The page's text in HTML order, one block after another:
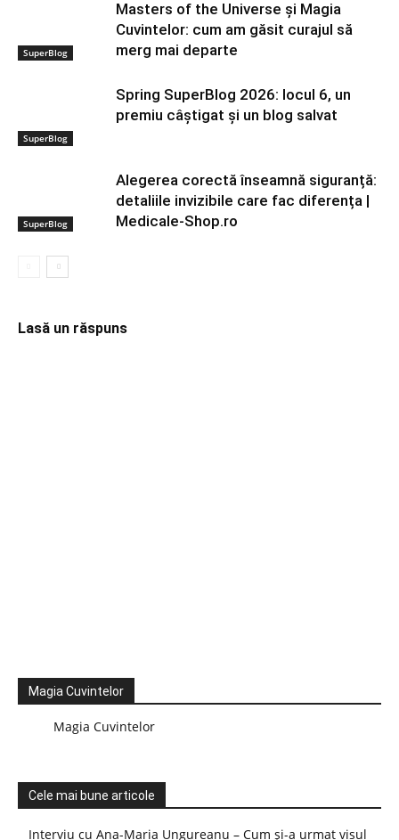
SuperBlog
Masters of the Universe și Magia
Cuvintelor: cum am găsit curajul să
merg mai departe
SuperBlog
Spring SuperBlog 2026: locul 6, un
premiu câștigat și un blog salvat
SuperBlog
Alegerea corectă înseamnă siguranță:
detaliile invizibile care fac diferența |
Medicale-Shop.ro
Lasă un răspuns
Magia Cuvintelor
Magia Cuvintelor
Cele mai bune articole
Interviu cu Ana-Maria Ungureanu – Cum și-a urmat visul